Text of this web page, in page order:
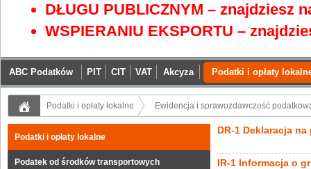
DŁUGU PUBLICZNYM – znajdziesz
WSPIERANIU EKSPORTU –
ABC Podatków PIT CIT VAT Akcyza Podatki i opłaty
Podatki i opłaty lokalne Ewidencja i sprawozdawczość
Podatki i opłaty lokalne
Podatek od środków transportowych
DR-1 Deklaracja
IR-1 Informacja o